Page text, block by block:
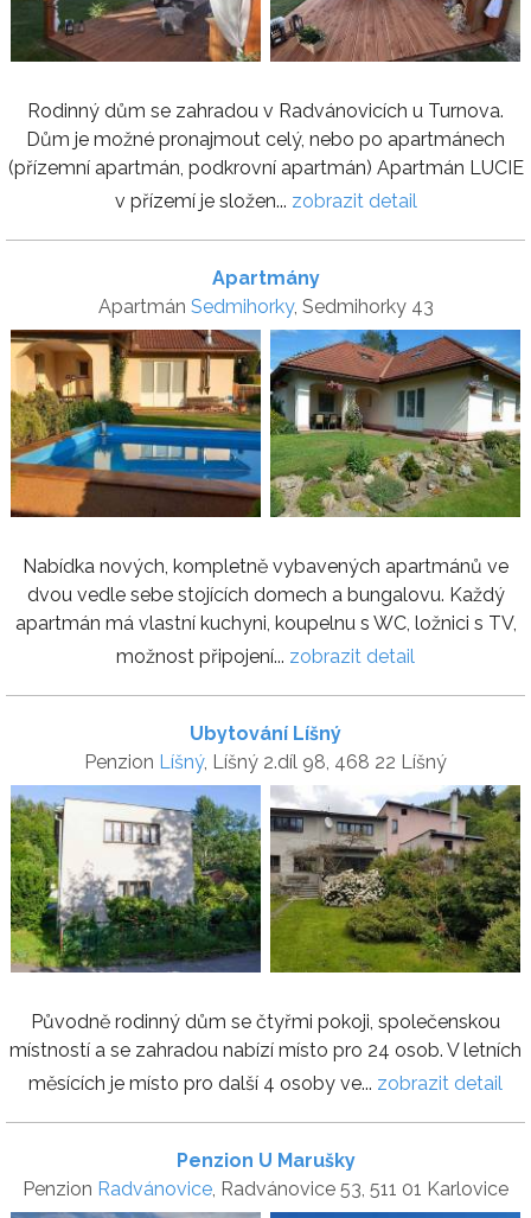
Rodinný dům se zahradou v Radvánovicích u Turnova.
Dům je možné pronajmout celý, nebo po apartmánech
(přízemní apartmán, podkrovní apartmán) Apartmán LUCIE
v přízemí je složen... zobrazit detail
Apartmány
Apartmán Sedmihorky, Sedmihorky 43
Nabídka nových, kompletně vybavených apartmánů ve
dvou vedle sebe stojících domech a bungalovu. Každý
apartmán má vlastní kuchyni, koupelnu s WC, ložnici s TV,
možnost připojení... zobrazit detail
Ubytování Líšný
Penzion Líšný, Líšný 2.díl 98, 468 22 Líšný
Původně rodinný dům se čtyřmi pokoji, společenskou
místností a se zahradou nabízí místo pro 24 osob. V letních
měsících je místo pro další 4 osoby ve... zobrazit detail
Penzion U Marušky
Penzion Radvánovice, Radvánovice 53, 511 01 Karlovice